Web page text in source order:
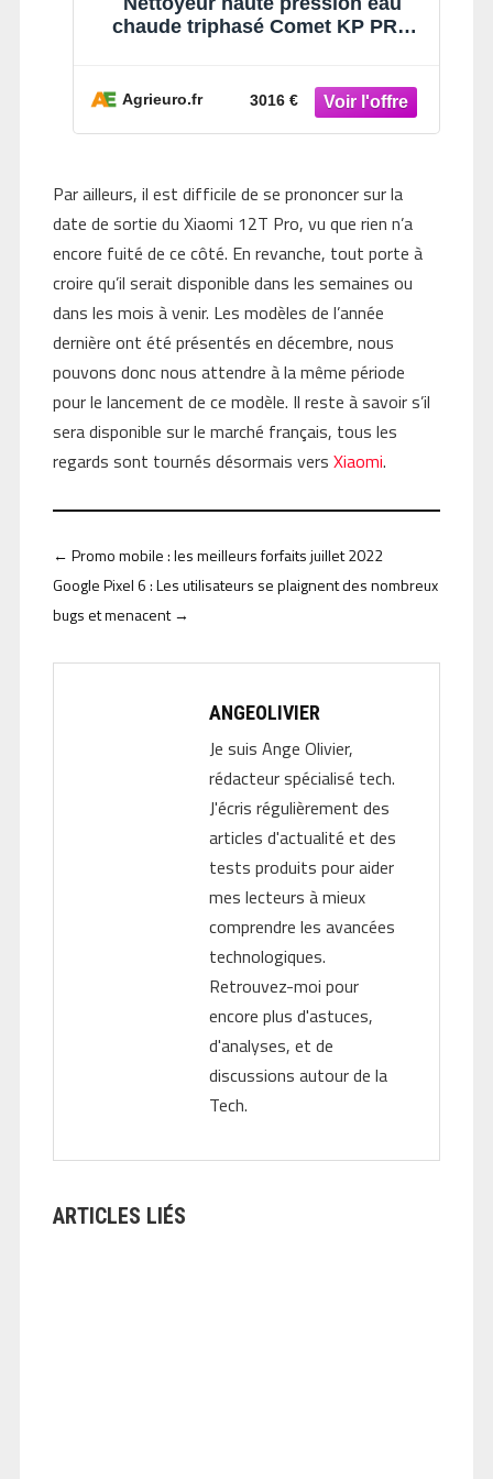
chaude triphasé Comet KP PRO
Agrieuro.fr 3016 €
Par ailleurs, il est difficile de se prononcer sur la
date de sortie du Xiaomi 12T Pro, vu que rien n’a
encore fuité de ce côté. En revanche, tout porte à
croire qu’il serait disponible dans les semaines ou
dans les mois à venir. Les modèles de l’année
dernière ont été présentés en décembre, nous
pouvons donc nous attendre à la même période
pour le lancement de ce modèle. Il reste à savoir s’il
sera disponible sur le marché français, tous les
regards sont tournés désormais vers Xiaomi.
← Promo mobile : les meilleurs forfaits juillet 2022
Google Pixel 6 : Les utilisateurs se plaignent des nombreux
bugs et menacent→
ANGEOLIVIER
Je suis Ange Olivier,
rédacteur spécialisé tech.
J'écris régulièrement des
articles d'actualité et des
tests produits pour aider
mes lecteurs à mieux
comprendre les avancées
technologiques.
Retrouvez-moi pour
encore plus d'astuces,
d'analyses, et de
discussions autour de la
Tech.
ARTICLES LIÉS